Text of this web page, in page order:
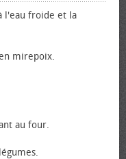
l'eau froide et la
mirepoix.
au four.